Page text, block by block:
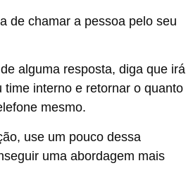
de chamar a pessoa pelo seu
alguma resposta, diga que irá
time interno e retornar o quanto
mesmo.
use um pouco dessa
uma abordagem mais